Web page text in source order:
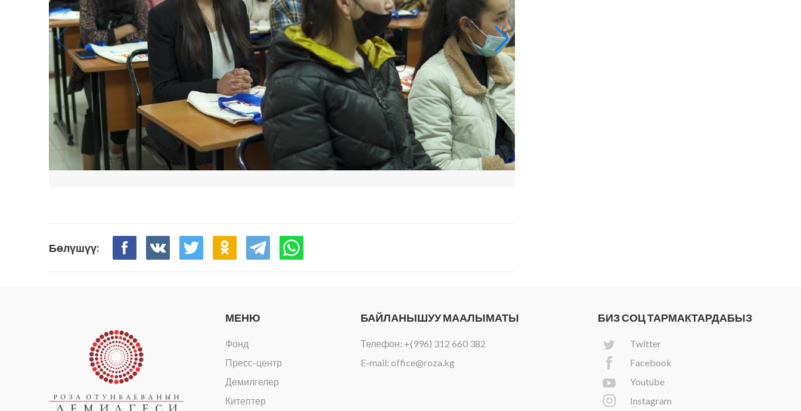
Бөлүшүү:
МЕНЮ
Фонд
Пресс-центр
Демилгелер
Китептер
БАЙЛАНЫШУУ МААЛЫМАТЫ
Телефон: +(996) 312 660 382
E-mail: office@roza.kg
БИЗ СОЦ ТАРМАКТАРДАБЫЗ
Twitter
Facebook
Youtube
Instagram